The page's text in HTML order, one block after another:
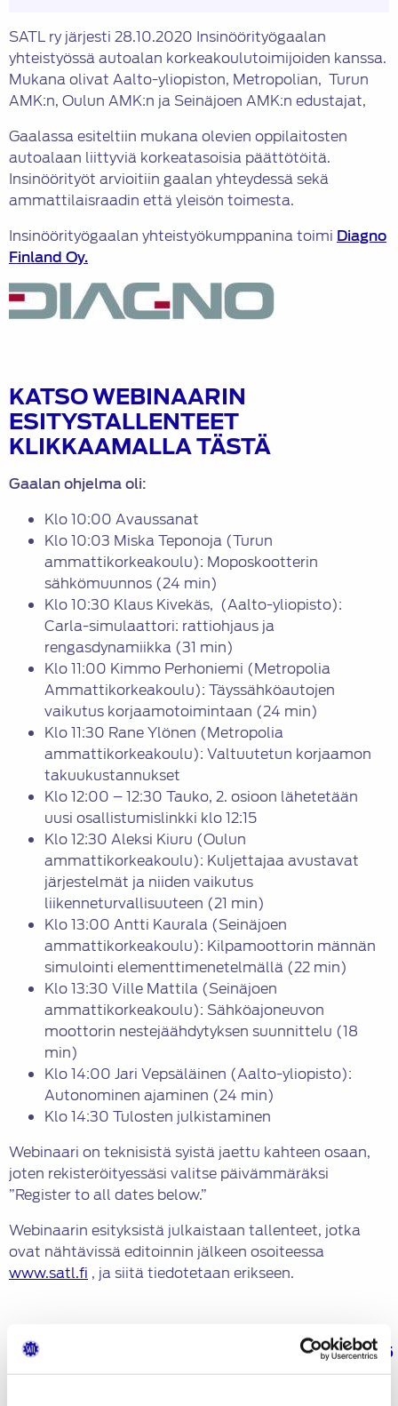
SATL ry järjesti 28.10.2020 Insinöörityögaalan
yhteistyössä autoalan korkeakoulutoimijoiden kanssa.
Mukana olivat Aalto-yliopiston, Metropolian, Turun
AMK:n, Oulun AMK:n ja Seinäjoen AMK:n edustajat,
Gaalassa esiteltiin mukana olevien oppilaitosten
autoalaan liittyviä korkeatasoisia päättötöitä.
Insinöörityöt arvioitiin gaalan yhteydessä sekä
ammattilaisraadin että yleisön toimesta.
Insinöörityögaalan yhteistyökumppanina toimi Diagno
Finland Oy.
KATSO WEBINAARIN
ESITYSTALLENTEET
KLIKKAAMALLA TÄSTÄ
Gaalan ohjelma oli:
Klo 10:00 Avaussanat
Klo 10:03 Miska Teponoja (Turun
ammattikorkeakoulu): Moposkootterin
sähkömuunnos (24 min)
Klo 10:30 Klaus Kivekäs, (Aalto-yliopisto):
Carla-simulaattori: rattiohjaus ja
rengasdynamiikka (31 min)
Klo 11:00 Kimmo Perhoniemi (Metropolia
Ammattikorkeakoulu): Täyssähköautojen
vaikutus korjaamotoimintaan (24 min)
Klo 11:30 Rane Ylönen (Metropolia
ammattikorkeakoulu): Valtuutetun korjaamon
takuukustannukset
Klo 12:00 – 12:30 Tauko, 2. osioon lähetetään
uusi osallistumislinkki klo 12:15
Klo 12:30 Aleksi Kiuru (Oulun
ammattikorkeakoulu): Kuljettajaa avustavat
järjestelmät ja niiden vaikutus
liikenneturvallisuuteen (21 min)
Klo 13:00 Antti Kaurala (Seinäjoen
ammattikorkeakoulu): Kilpamoottorin männän
simulointi elementtimenetelmällä (22 min)
Klo 13:30 Ville Mattila (Seinäjoen
ammattikorkeakoulu): Sähköajoneuvon
moottorin nestejäähdytyksen suunnittelu (18
min)
Klo 14:00 Jari Vepsäläinen (Aalto-yliopisto):
Autonominen ajaminen (24 min)
Klo 14:30 Tulosten julkistaminen
Webinaari on teknisistä syistä jaettu kahteen osaan,
joten rekisteröityessäsi valitse päivämmäräksi
”Register to all dates below.”
Webinaarin esityksistä julkaistaan tallenteet, jotka
ovat nähtävissä editoinnin jälkeen osoiteessa
www.satl.fi , ja siitä tiedotetaan erikseen.
Ilmoittaudu mukaan täältä:
https://event.webinarjam.com/register/15/0nnl8c5